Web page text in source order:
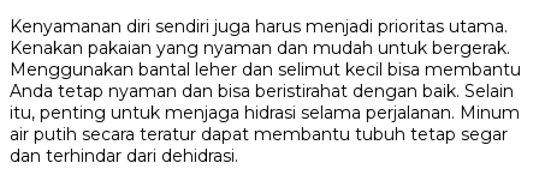
Kenyamanan diri sendiri juga harus menjadi prioritas utama.
Kenakan pakaian yang nyaman dan mudah untuk bergerak.
Menggunakan bantal leher dan selimut kecil bisa membantu
Anda tetap nyaman dan bisa beristirahat dengan baik. Selain
itu, penting untuk menjaga hidrasi selama perjalanan. Minum
air putih secara teratur dapat membantu tubuh tetap segar
dan terhindar dari dehidrasi.